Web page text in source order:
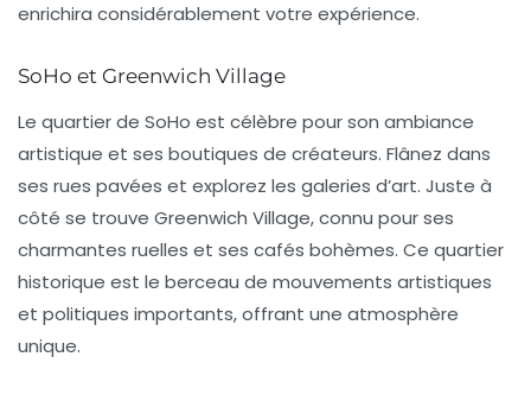
enrichira considérablement votre expérience.
SoHo et Greenwich Village
Le quartier de SoHo est célèbre pour son ambiance
artistique et ses boutiques de créateurs. Flânez dans
ses rues pavées et explorez les galeries d’art. Juste à
côté se trouve Greenwich Village, connu pour ses
charmantes ruelles et ses cafés bohèmes. Ce quartier
historique est le berceau de mouvements artistiques
et politiques importants, offrant une atmosphère
unique.